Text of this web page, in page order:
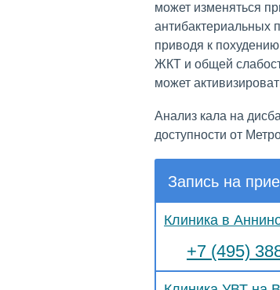
может изменяться
антибактериальных
приводя к
ЖКТ и общей
может
Анализ кала на
доступности от
Запись на
Клиника в
+7 (495)